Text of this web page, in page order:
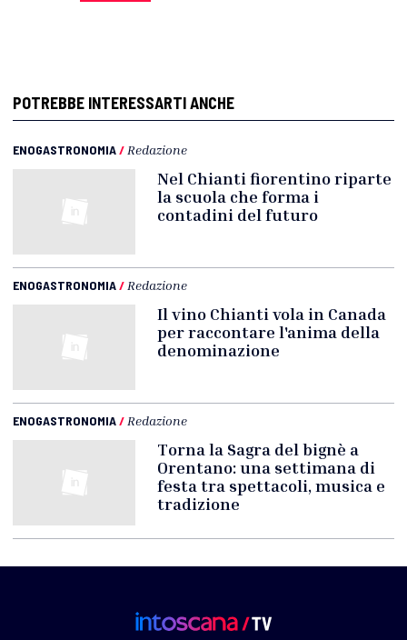
POTREBBE INTERESSARTI ANCHE
ENOGASTRONOMIA/ Redazione
Nel Chianti fiorentino riparte
la scuola che forma i
contadini del futuro
ENOGASTRONOMIA/ Redazione
Il vino Chianti vola in Canada
per raccontare l'anima della
denominazione
ENOGASTRONOMIA/ Redazione
Torna la Sagra del bignè a
Orentano: una settimana di
festa tra spettacoli, musica e
tradizione